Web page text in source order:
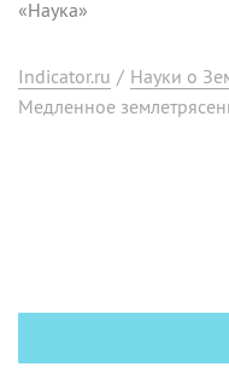
«Наука»
Indicator.ru / Науки о
Медленное